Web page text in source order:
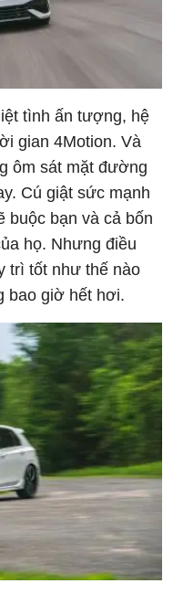
tình ấn tượng, hệ
gian 4Motion. Và
ôm sát mặt đường
Cú giật sức mạnh
buộc bạn và cả bốn
họ. Nhưng điều
trì tốt như thế nào
bao giờ hết hơi.